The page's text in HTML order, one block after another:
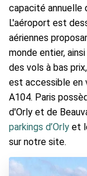
capacité annuelle
L'aéroport est
aériennes
monde entier,
des vols à bas
est accessible en
A104. Paris
d'Orly et de
parkings d’Orly et
sur notre site.